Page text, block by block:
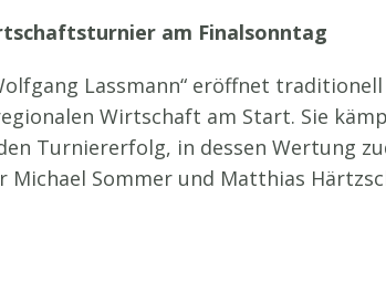
am Finalsonntag
Lassmann“ eröffnet
Wirtschaft am Start. Sie
Turniererfolg, in dessen Wertung
Michael Sommer und Matthias